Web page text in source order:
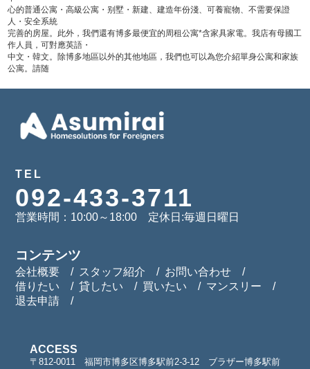
心的普通公寓・高級公寓・别墅・新建、建造年份淺、可養寵物、不需要保證
人・安全系統
完善的房屋。此外，我們還有博多最便宜的周租公寓*含家具家電。我店有母國工
作人員，可對應英語・
中文・韓文。除博多地區以外的其他地區，我們也可以為您介紹單身公寓和家族
公寓。請随
TEL
092-433-3711
営業時間：10:00～18:00 定休日:毎週日曜日
コンテンツ
会社概要 スタッフ紹介
お問い合わせ
借りたい
貸したい 買いたい
マンスリー
退去申請
ACCESS
〒812-0011 福岡市博多区博多駅前2-3-12 ブラザー博多駅前